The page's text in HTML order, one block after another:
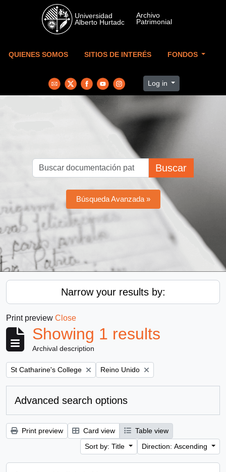
Skip to main content
QUIENES SOMOS SITIOS DE INTERÉS FONDOS
Log in
Buscar
Búsqueda Avanzada »
Narrow your results by:
Print preview Close
Showing 1 results
Archival description
Remove filter:
St Catharine's College Remove filter:
Reino Unido
Advanced search options
Print preview Card view
Table view
Sort by: Title
Direction: Ascending